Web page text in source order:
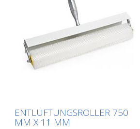
ENTLÜFTUNGSROLLER 750
MM X 11 MM